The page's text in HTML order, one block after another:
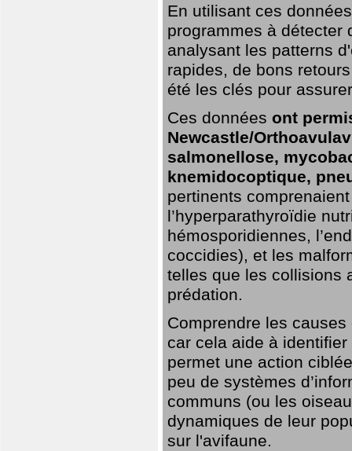
En utilisant ces
programmes à détecter
analysant les patterns
rapides, de bons
été les clés pour
Ces données ont
Newcastle/
salmonellose,
knemidocoptique,
pertinents
l’hyperparathyroïdie
hémosporidiennes,
coccidies), et les
telles que les collisions
prédation.
Comprendre les
car cela aide à
permet une action
peu de systèmes
communs (ou les
dynamiques de leur
sur l'avifaune.